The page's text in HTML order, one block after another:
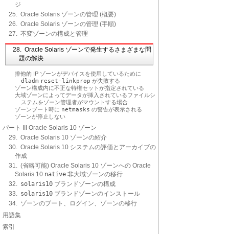
ジ
25. Oracle Solaris ゾーンの管理 (概要)
26. Oracle Solaris ゾーンの管理 (手順)
27. 不変ゾーンの構成と管理
28. Oracle Solaris ゾーンで発生するさまざまな問
題の解決
排他的 IP ゾーンがデバイスを使用しているために
dladm reset-linkprop が失敗する
ゾーン構成内に不正な特権セットが指定されている
大域ゾーンによってデータが挿入されているファイルシ
ステムをゾーン管理者がマウントする場合
ゾーンブート時に netmasks の警告が表示される
ゾーンが停止しない
パート III Oracle Solaris 10 ゾーン
29. Oracle Solaris 10 ゾーンの紹介
30. Oracle Solaris 10 システムの評価とアーカイブの
作成
31. (省略可能) Oracle Solaris 10 ゾーンへの Oracle
Solaris 10 native 非大域ゾーンの移行
32. solaris10 ブランドゾーンの構成
33. solaris10 ブランドゾーンのインストール
34. ゾーンのブート、ログイン、ゾーンの移行
用語集
索引